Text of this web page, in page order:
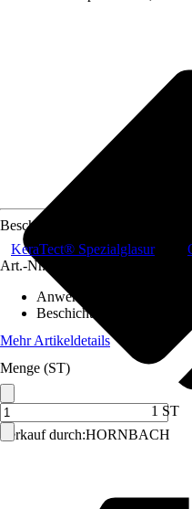
Verkauf durch:HORNBACH
Beschichtung
KeraTect® Spezialglasur
Art.-Nr.
Anwendungsbereich
Beschichtung
Ohne
Mehr Artikeldetails
Menge (ST)
1 ST